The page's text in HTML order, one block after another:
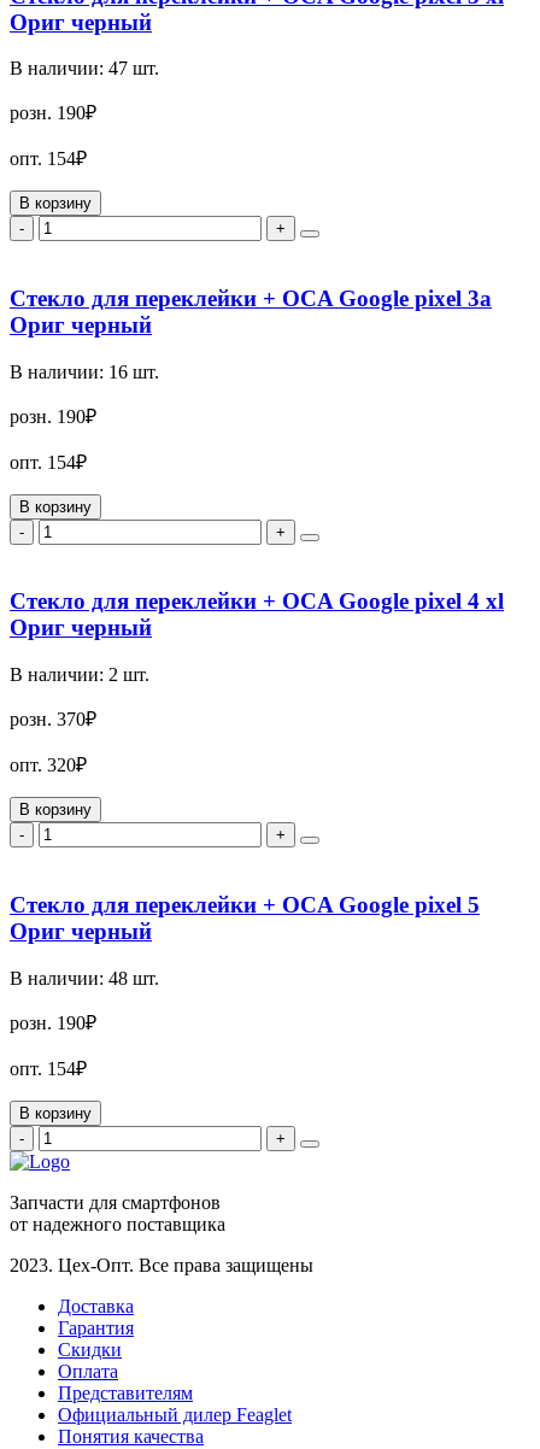
Ориг черный
В наличии: 47 шт.
розн. 190₽
опт. 154₽
В корзину
-
+
Стекло для переклейки + OCA Google pixel 3a
Ориг черный
В наличии: 16 шт.
розн. 190₽
опт. 154₽
В корзину
-
+
Стекло для переклейки + OCA Google pixel 4 xl
Ориг черный
В наличии: 2 шт.
розн. 370₽
опт. 320₽
В корзину
-
+
Стекло для переклейки + OCA Google pixel 5
Ориг черный
В наличии: 48 шт.
розн. 190₽
опт. 154₽
В корзину
-
+
Запчасти для смартфонов
от надежного поставщика
2023. Цех-Опт. Все права защищены
Доставка
Гарантия
Скидки
Оплата
Представителям
Официальный дилер Feaglet
Понятия качества